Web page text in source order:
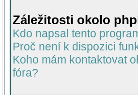
Záležitosti okolo
Kdo napsal tento
Proč není k dispozici
Koho mám kontaktovat
fóra?